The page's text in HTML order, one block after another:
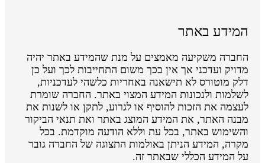
המידע באתר
החברה משקיעה מאמצים על מנת שהמידע באתר יהיה
מדויק ועדכני אך אין בכך משום התחייבות לכך ועל כן
דלק מוטורס לא תישאנה באחריות כלשהי לעדכניות,
לשלמות ולנכונות המידע המצוי באתר. החברה שומרת
לעצמה את הזכות להוסיף או לגרוע, לתקן או לשנות את
מבנה האתר, את המידע המוצג באתר ואת תנאי הביקור
והשימוש באתר, בכל עת וללא הודעה מוקדמת. בכל
מקרה, המידע הניתן באולמות התצוגה של החברה גובר
על המידע הכללי שבאתר זה.